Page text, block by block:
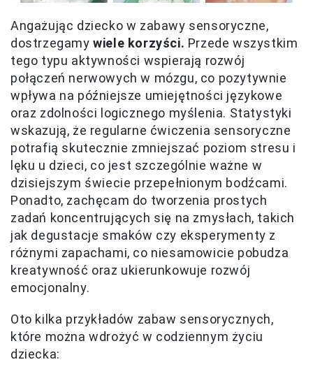
Angażując dziecko w zabawy sensoryczne,
dostrzegamywiele korzyści. Przede wszystkim
tego typu aktywności wspierają rozwój
połączeń nerwowych w mózgu, co pozytywnie
wpływa na późniejsze umiejętności językowe
oraz zdolności logicznego myślenia. Statystyki
wskazują, że regularne ćwiczenia sensoryczne
potrafią skutecznie zmniejszać poziom stresu i
lęku u dzieci, co jest szczególnie ważne w
dzisiejszym świecie przepełnionym bodźcami.
Ponadto, zachęcam do tworzenia prostych
zadań koncentrujących się na zmysłach, takich
jak degustacje smaków czy eksperymenty z
różnymi zapachami, co niesamowicie pobudza
kreatywność oraz ukierunkowuje rozwój
emocjonalny.
Oto kilka przykładów zabaw sensorycznych,
które można wdrożyć w codziennym życiu
dziecka: